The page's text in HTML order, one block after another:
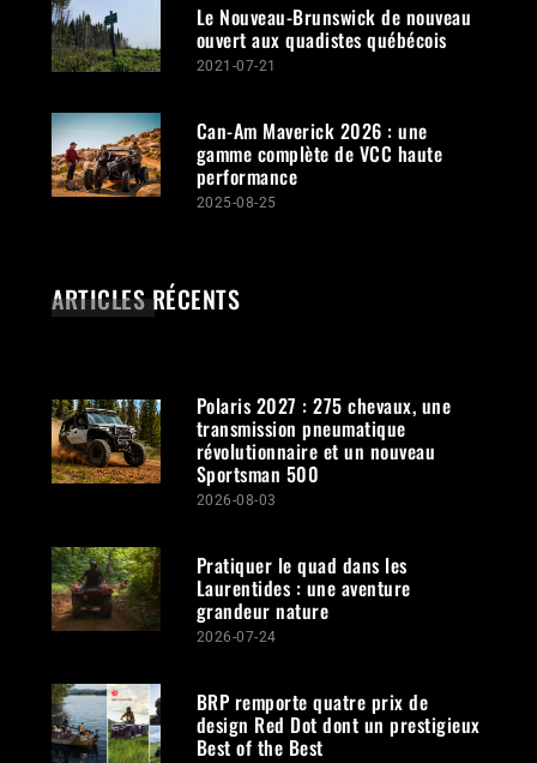
Le Nouveau-Brunswick de nouveau
ouvert aux quadistes québécois
2021-07-21
Can-Am Maverick 2026 : une
gamme complète de VCC haute
performance
2025-08-25
ARTICLES RÉCENTS
Polaris 2027 : 275 chevaux, une
transmission pneumatique
révolutionnaire et un nouveau
Sportsman 500
2026-08-03
Pratiquer le quad dans les
Laurentides : une aventure
grandeur nature
2026-07-24
BRP remporte quatre prix de
design Red Dot dont un prestigieux
Best of the Best